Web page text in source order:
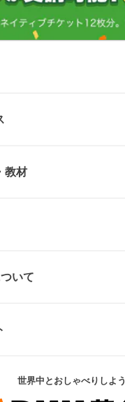
教材
いて
世界中とおしゃべりしよう